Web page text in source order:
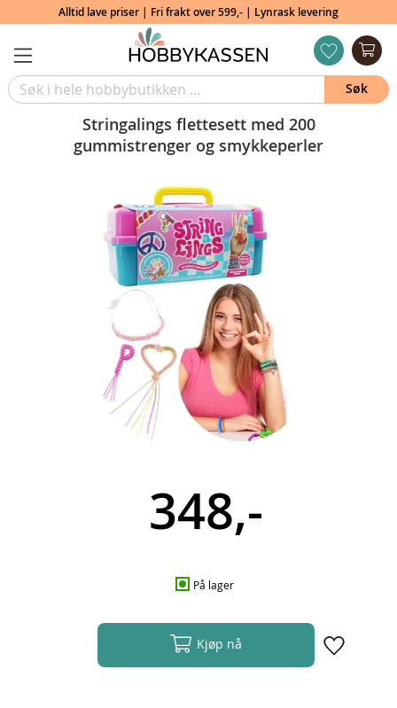
Alltid lave priser | Fri frakt over 599,- | Lynrask levering
Stringalings flettesett med 200
gummistrenger og smykkeperler
348,-
På lager
Kjøp nå
Søk
ønskeliste